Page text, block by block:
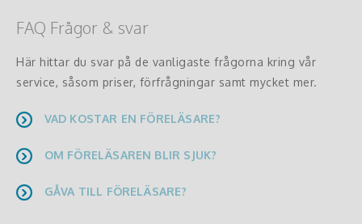
FAQ Frågor & svar
Här hittar du svar på de vanligaste frågorna kring vår
service, såsom priser, förfrågningar samt mycket mer.
VAD KOSTAR EN FÖRELÄSARE?
OM FÖRELÄSAREN BLIR SJUK?
GÅVA TILL FÖRELÄSARE?